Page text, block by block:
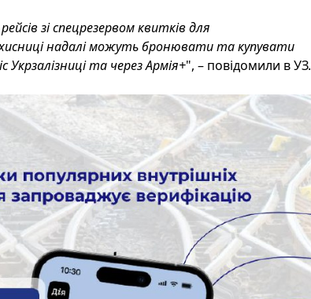
зі спецрезервом квитків для
надалі можуть бронювати та купувати
Укрзалізниці та через Армія+", – повідомили в УЗ.